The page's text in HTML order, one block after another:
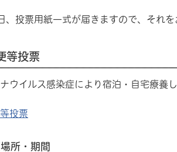
投票用紙一式が届きますので、それを
等投票
ウイルス感染症により宿泊・自宅療養
投票
所・期間